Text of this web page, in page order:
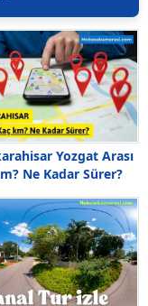
Yozgat Arası
Ne Kadar Sürer?